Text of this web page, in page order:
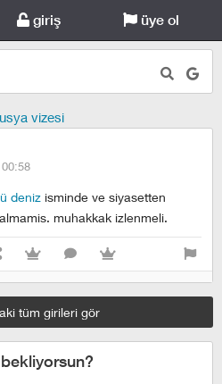
giriş üye ol
deniz isminde ve siyasetten
muhakkak izlenmeli.
tüm girileri gör